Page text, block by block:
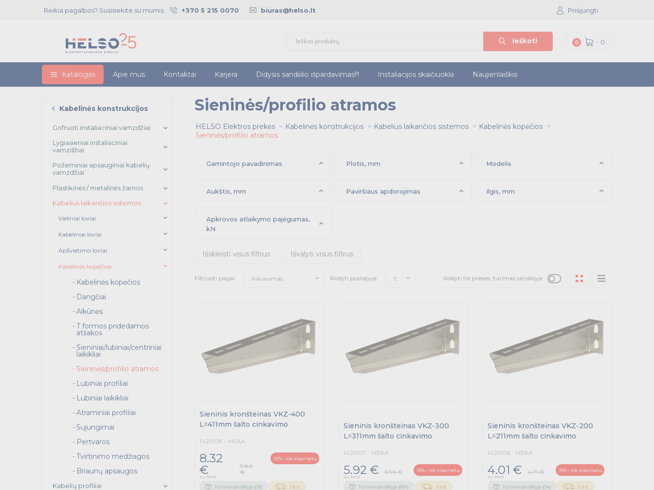
Reikia pagalbos? Susisiekite su mumis: +370 5 215 0070 biuras@helso.lt Prisijungti
Ieškoti 0 - 0
Katalogas Apie mus Kontaktai Karjera Didysis sandėlio išpardavimas!!! Instaliacijos skaičiuoklė Naujienlaiškis
Kabelinės konstrukcijos
Gofruoti instaliaciniai vamzdžiai
Lygiasieniai instaliaciniai
vamzdžiai
Požeminiai apsauginiai kabelių
vamzdžiai
Plastikinės / metalinės žarnos
Kabelius laikančios sistemos
Vieliniai loviai
Kabeliniai loviai
Apšvietimo loviai
Kabelinės kopėčios
Kabelinės kopėčios
Dangčiai
Alkūnės
T formos pridedamos
atšakos
Sieniniai/lubiniai/centriniai
laikikliai
Sieninės/profilio atramos
Lubiniai profiliai
Lubiniai laikikliai
Atraminiai profiliai
Sujungimai
Pertvaros
Tvirtinimo medžiagos
Briaunų apsaugos
Kabelių profiliai
Sieninės/profilio atramos
HELSO Elektros prekės Kabelinės konstrukcijos Kabelius laikančios sistemos
Kabelinės kopėčios
Sieninės/profilio atramos
Gamintojo pavadinimas Plotis, mm Modelis
Aukštis, mm Paviršiaus apdorojimas Ilgis, mm
Apkrovos atlaikymo pajėgumas,
kN
Išskleisti visus filtrus Išvalyti visus filtrus
Filtruoti pagal Rikiavimas Rodyti puslapyje 9 Rodyti tik prekes, turimas sandėlyje
Sieninis kronšteinas VKZ-400
L=411mm šalto cinkavimo
1429108 - MEKA
8.32
€
9.80
€
-15% – tik internetu
Su PVM
Turime sandėlyje (50) 3 d.d.
Sieninis kronšteinas VKZ-300
L=311mm šalto cinkavimo
1429107 - MEKA
5.92 € 6.96 € -15% – tik internetu
Su PVM
Turime sandėlyje (50+) 3 d.d.
Sieninis kronšteinas VKZ-200
L=211mm šalto cinkavimo
1429106 - MEKA
4.01 € 4.71 € -15% – tik internetu
Su PVM
Turime sandėlyje (34) 3 d.d.